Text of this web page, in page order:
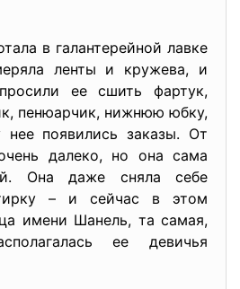
в галантерейной лавке
ленты и кружева, и
ее сшить фартук,
пенюарчик, нижнюю юбку,
появились заказы. От
далеко, но она сама
Она даже сняла себе
– и сейчас в этом
имени Шанель, та самая,
ее девичья